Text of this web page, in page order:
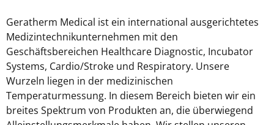
Geratherm Medical ist ein international ausgerichtetes
Medizintechnikunternehmen mit den
Geschäftsbereichen Healthcare Diagnostic, Incubator
Systems, Cardio/Stroke und Respiratory. Unsere
Wurzeln liegen in der medizinischen
Temperaturmessung. In diesem Bereich bieten wir ein
breites Spektrum von Produkten an, die überwiegend